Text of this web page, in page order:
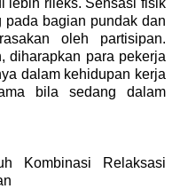
lebih rileks. Sensasi fisik
pada bagian pundak dan
oleh partisipan.
diharapkan para pekerja
dalam kehidupan kerja
bila sedang dalam
Kombinasi Relaksasi